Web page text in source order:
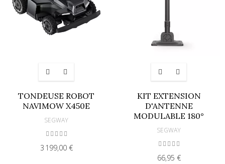
TONDEUSE ROBOT
NAVIMOW X450E
SEGWAY
3 199,00 €
KIT EXTENSION
D'ANTENNE
MODULABLE 180°
SEGWAY
66,95 €